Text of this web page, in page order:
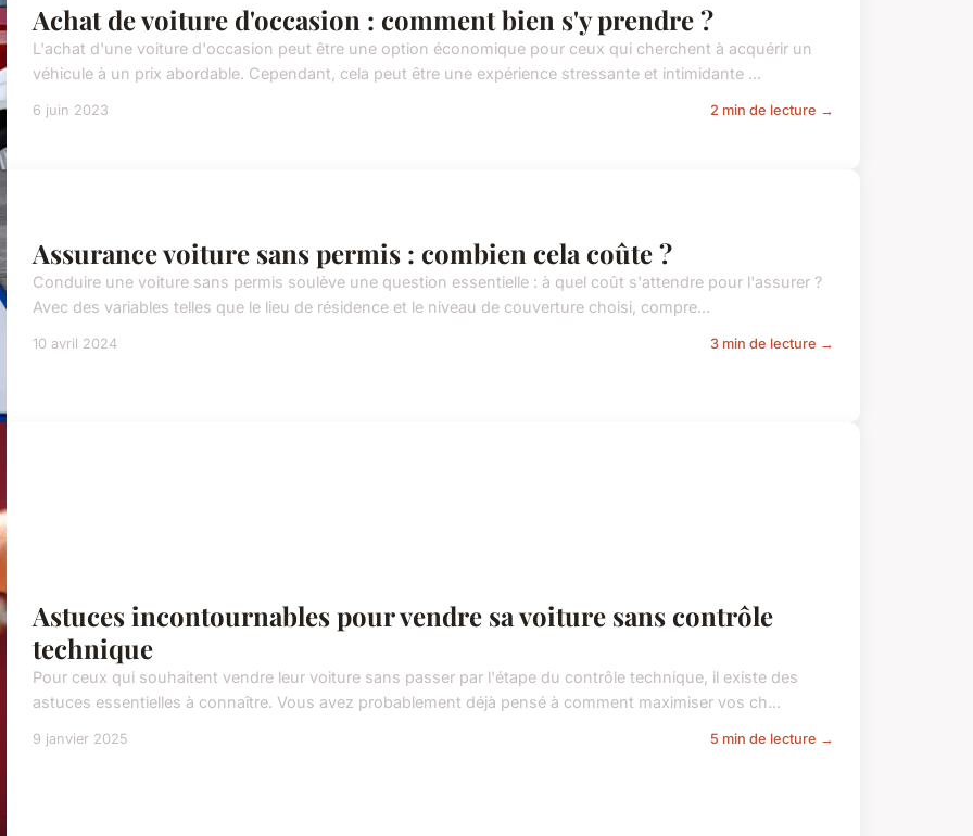
Achat de voiture d'occasion : comment bien s'y prendre ?
L'achat d'une voiture d'occasion peut être une option économique pour ceux qui cherchent à acquérir un
véhicule à un prix abordable. Cependant, cela peut être une expérience stressante et intimidante ...
6 juin 2023 2 min de lecture →
Assurance voiture sans permis : combien cela coûte ?
Conduire une voiture sans permis soulève une question essentielle : à quel coût s'attendre pour l'assurer ?
Avec des variables telles que le lieu de résidence et le niveau de couverture choisi, compre...
10 avril 2024 3 min de lecture →
Astuces incontournables pour vendre sa voiture sans contrôle
technique
Pour ceux qui souhaitent vendre leur voiture sans passer par l'étape du contrôle technique, il existe des
astuces essentielles à connaître. Vous avez probablement déjà pensé à comment maximiser vos ch...
9 janvier 2025 5 min de lecture →